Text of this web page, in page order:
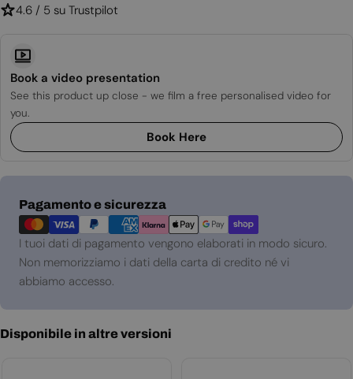
4.6 / 5 su Trustpilot
Book a video presentation
See this product up close - we film a free personalised video for
you.
Book Here
Pagamento e sicurezza
Metodi
di
pagamento
I tuoi dati di pagamento vengono elaborati in modo sicuro.
Non memorizziamo i dati della carta di credito né vi
abbiamo accesso.
Disponibile in altre versioni